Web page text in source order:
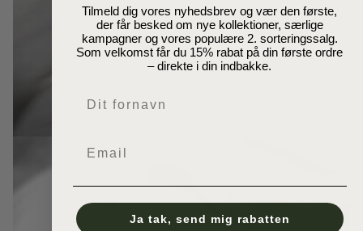
Tilmeld dig vores nyhedsbrev og vær den første,
der får besked om nye kollektioner, særlige
kampagner og vores populære 2. sorteringssalg.
Som velkomst får du 15% rabat på din første ordre
– direkte i din indbakke.
Ja tak, send mig rabatten